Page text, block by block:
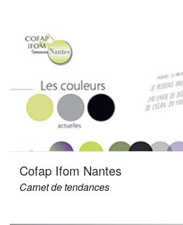
Cofap Ifom Nantes
Carnet de tendances